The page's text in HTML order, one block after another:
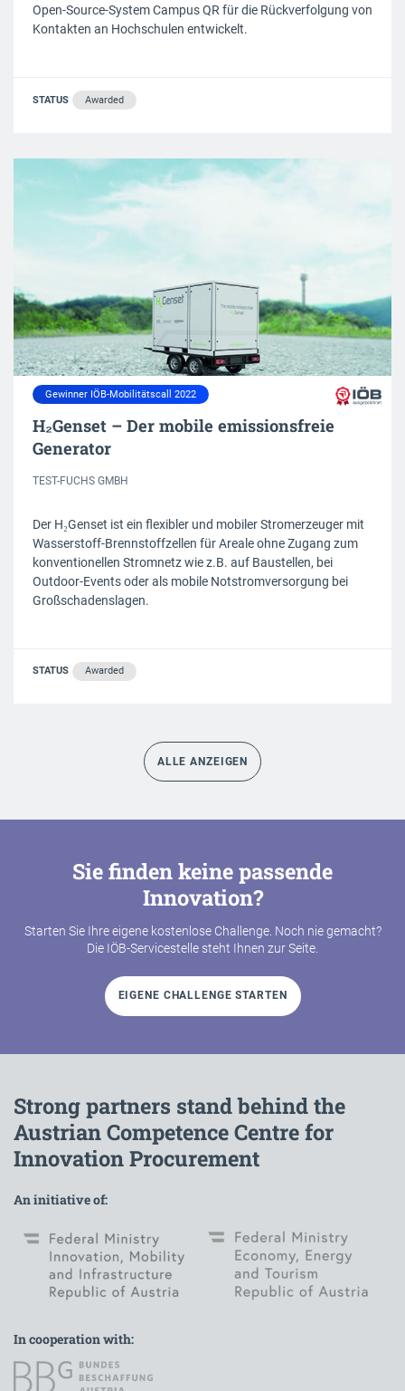
Open-Source-System Campus QR für die Rückverfolgung von
Kontakten an Hochschulen entwickelt.
STATUS Awarded
Gewinner IÖB-Mobilitätscall 2022
H₂Genset – Der mobile emissionsfreie
Generator
TEST-FUCHS GMBH
Der H₂Genset ist ein flexibler und mobiler Stromerzeuger mit
Wasserstoff-Brennstoffzellen für Areale ohne Zugang zum
konventionellen Stromnetz wie z.B. auf Baustellen, bei
Outdoor-Events oder als mobile Notstromversorgung bei
Großschadenslagen.
STATUS Awarded
ALLE ANZEIGEN
Sie finden keine passende
Innovation?
Starten Sie Ihre eigene kostenlose Challenge. Noch nie gemacht?
Die IÖB-Servicestelle steht Ihnen zur Seite.
EIGENE CHALLENGE STARTEN
Strong partners stand behind the
Austrian Competence Centre for
Innovation Procurement
An initiative of:
In cooperation with: